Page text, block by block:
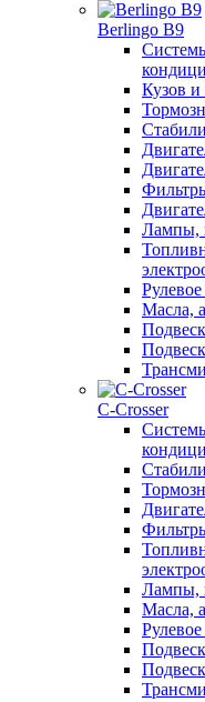
Berlingo B9
Кузов и
Лампы,
Масла,
С-Сrosser
Лампы,
Масла,